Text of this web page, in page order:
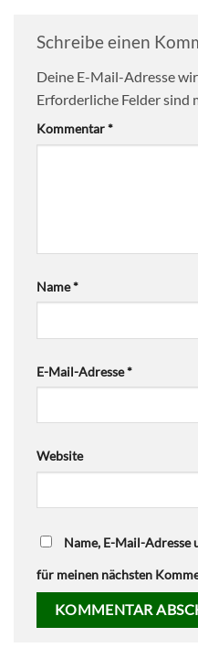
Schreibe einen
Deine E-Mail-Adresse
Erforderliche Felder sind
Kommentar*
Name*
E-Mail-Adresse*
Website
Name, E-Mail-Adresse
für meinen nächsten